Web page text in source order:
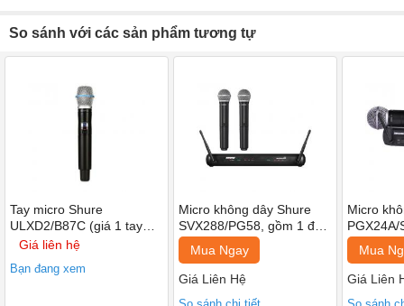
+ Bộ pin sạc Lithium-ion Shure SB900 tùy chọn cung cấp lên tới 12
giờ sử dụng pin, đo sáng chính xác theo giờ và phút, và hiệu ứng
bộ nhớ bằng không
+ Các điểm tiếp xúc sạc bên ngoài để sạc được gắn đế (với Bộ sạc
Docking kép SBC200)
+ Chế độ truyền tín hiệu tắt chế độ bật / tắt công tắc vào nút tắt
của kênh RF
So sánh với các sản phẩm tương tự
Tay micro Shure
ULXD2/B87C (giá 1 tay
micro)
Giá liên hệ
Bạn đang xem
Micro không dây Shure
SVX288/PG58, gồm 1 đầu
thu, 2 tay micro không dây
(Giá 1 bộ)
Mua Ngay
Giá Liên Hệ
Micro
đầu thu,
dây (Giá
Mua
Giá Liên